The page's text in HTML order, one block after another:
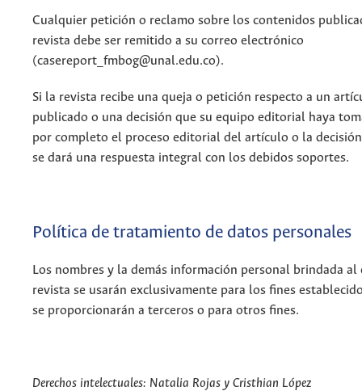
Cualquier petición o reclamo sobre los contenidos
revista debe ser remitido a su correo electrónico
(casereport_fmbog@unal.edu.co).
Si la revista recibe una queja o petición respecto a un
publicado o una decisión que su equipo editorial haya
por completo el proceso editorial del artículo o la
se dará una respuesta integral con los debidos soportes.
Política de tratamiento de datos personales
Los nombres y la demás información personal brindada al
revista se usarán exclusivamente para los fines
se proporcionarán a terceros o para otros fines.
Derechos intelectuales: Natalia Rojas y Cristhian López